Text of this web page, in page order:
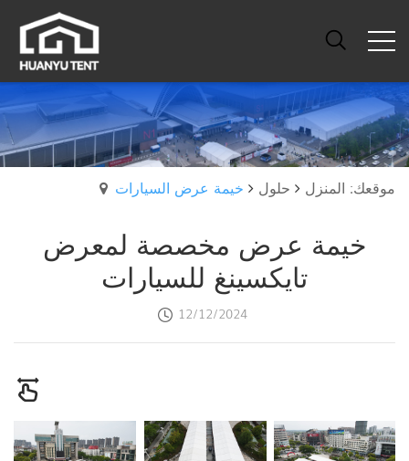
موقعك: المنزل حلول خيمة عرض السيارات
خيمة عرض مخصصة لمعرض
تايكسينغ للسيارات
12/12/2024